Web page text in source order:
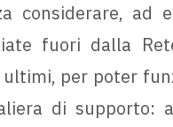
considerare, ad
fuori dalla
per poter
di supporto: